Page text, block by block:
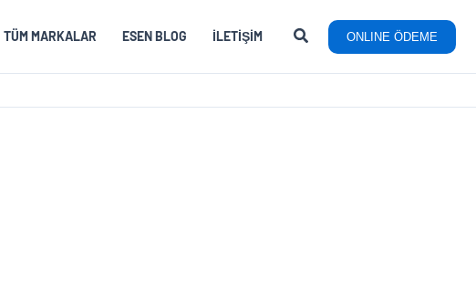
TÜM MARKALAR ESEN BLOG İLETIŞIM ONLINE ÖDEME